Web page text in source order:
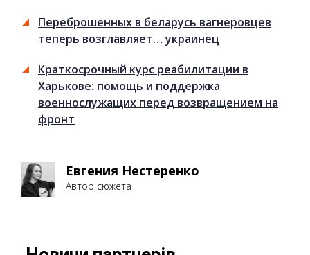
Переброшенных в беларусь вагнеровцев
теперь возглавляет… украинец
Краткосрочный курс реабилитации в
Харькове: помощь и поддержка
военнослужащих перед возвращением на
фронт
Евгения Нестеренко
Автор сюжета